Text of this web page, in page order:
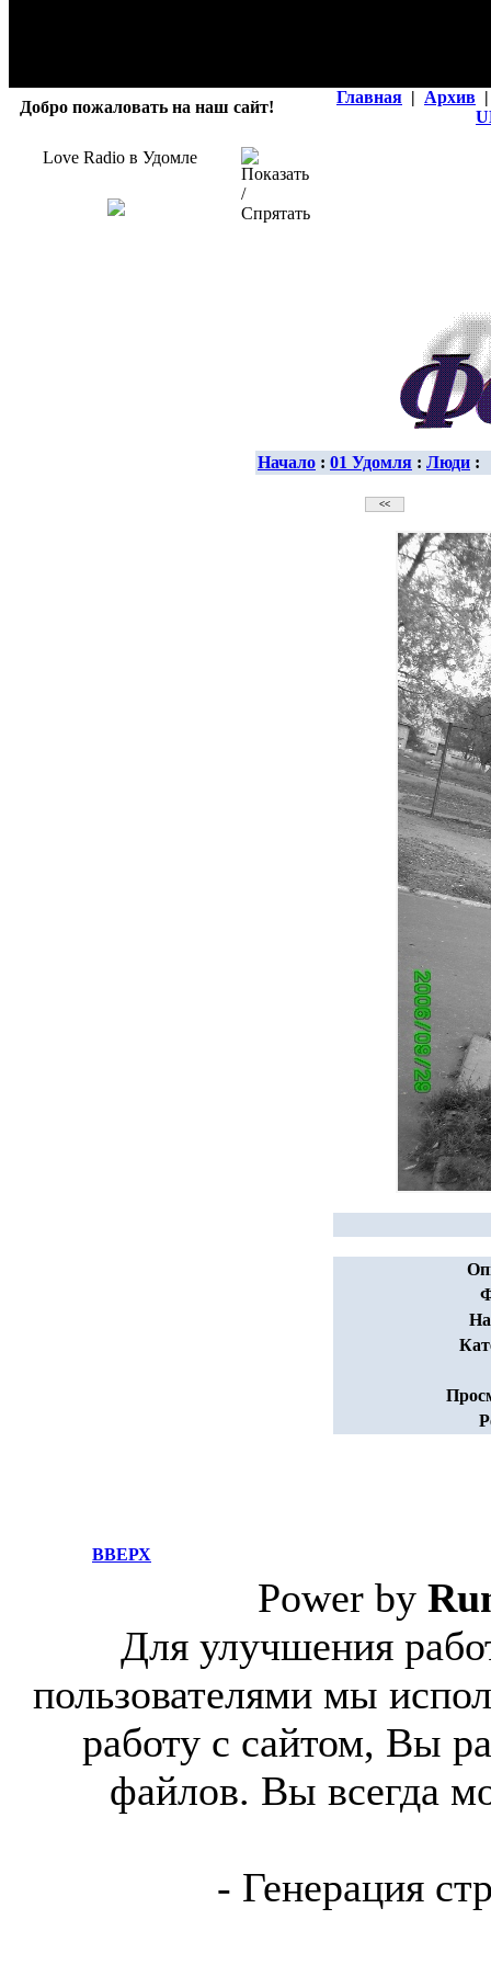
Добро пожаловать на наш сайт!
Главная | Архив |
Love Radio в Удомле
Начало : 01 Удомля : Люди :
ВВЕРХ
Power by
Для улучшения
пользователями мы
работу с сайтом, Вы
файлов. Вы всегда
- Генерация